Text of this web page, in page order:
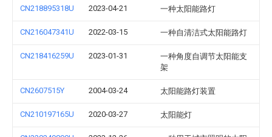
CN218895318U 2023-04-21 一种太阳能路灯
CN216047341U 2022-03-15 一种自清洁式太阳能路灯
CN218416259U 2023-01-31
一种角度自调节太阳能支
架
CN2607515Y 2004-03-24 太阳能路灯装置
CN210197165U 2020-03-27 太阳能灯